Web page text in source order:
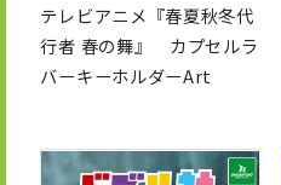
テレビアニメ『春夏秋冬代
行者 春の舞』 カプセルラ
バーキーホルダーArt